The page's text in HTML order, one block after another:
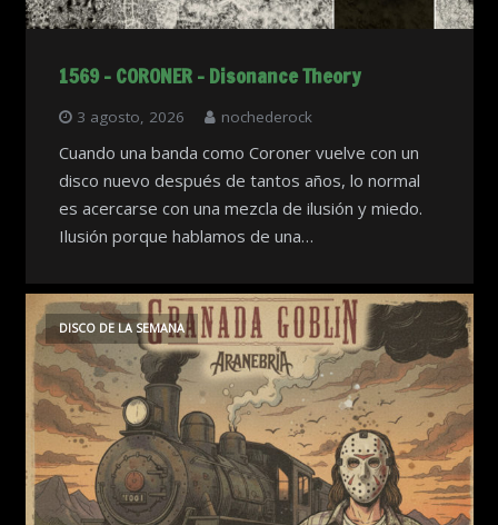
1569 – CORONER – Disonance Theory
3 agosto, 2026 nochederock
Cuando una banda como Coroner vuelve con un
disco nuevo después de tantos años, lo normal
es acercarse con una mezcla de ilusión y miedo.
Ilusión porque hablamos de una…
DISCO DE LA SEMANA